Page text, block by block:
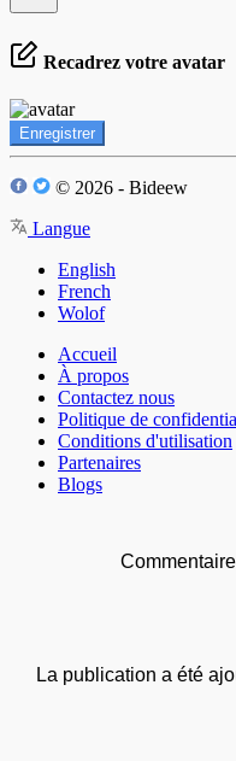
Recadrez votre avatar
Enregistrer
© 2026 - Bideew
Langue
English
French
Wolof
Accueil
À propos
Contactez nous
Politique de
Conditions d'utilisation
Partenaires
Blogs
La publication a été